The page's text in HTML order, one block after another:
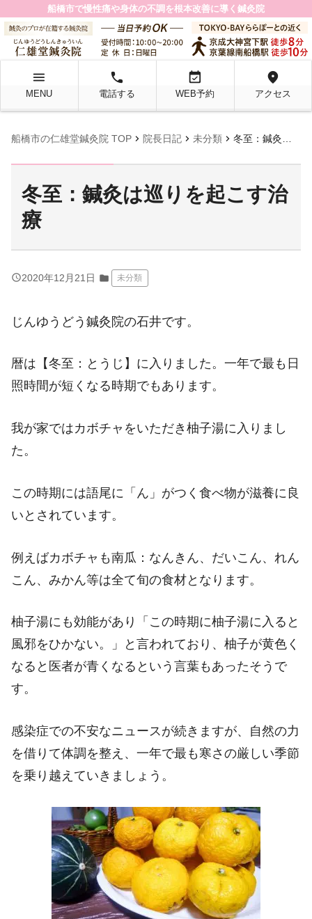
船橋市で慢性痛や身体の不調を根本改善に導く鍼灸院
menu
MENU
local_phone
電話する
event_available
WEB予約
location_on
アクセス
船橋市の仁雄堂鍼灸院 TOP chevron_right 院長日記 chevron_right 未分類 chevron_right 冬至：鍼灸は巡りを起こす治療
冬至：鍼灸は巡りを起こす治
療
query_builder2020年12月21日 folder 未分類
じんゆうどう鍼灸院の石井です。
暦は【冬至：とうじ】に入りました。一年で最も日
照時間が短くなる時期でもあります。
我が家ではカボチャをいただき柚子湯に入りまし
た。
この時期には語尾に「ん」がつく食べ物が滋養に良
いとされています。
例えばカボチャも南瓜：なんきん、だいこん、れん
こん、みかん等は全て旬の食材となります。
柚子湯にも効能があり「この時期に柚子湯に入ると
風邪をひかない。」と言われており、柚子が黄色く
なると医者が青くなるという言葉もあったそうで
す。
感染症での不安なニュースが続きますが、自然の力
を借りて体調を整え、一年で最も寒さの厳しい季節
を乗り越えていきましょう。